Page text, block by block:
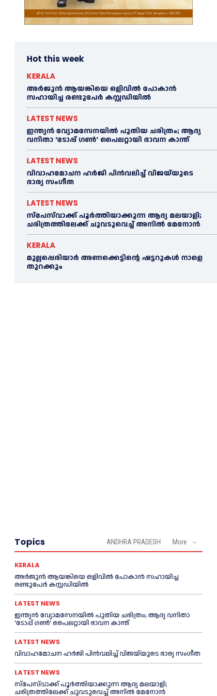
Hot this week
KERALA
അര്‍ജുന്‍ ആയങ്കിയെ ഒളിവില്‍ പോകാന്‍
സഹായിച്ച രണ്ടുപേര്‍ കസ്റ്റഡിയില്‍
LATEST NEWS
ഇന്ത്യൻ വ്യോമസേനയില്‍ പുതിയ ചരിത്രം; ആദ്യ
വനിതാ ‘ടോപ്പ് ഗണ്‍’ പൈലറ്റായി ഭാവന കാന്ത്
LATEST NEWS
വിവാഹമോചന ഹര്‍ജി പിൻവലിച്ച്‌ വിജയ്‌യുടെ
ഭാര്യ സംഗീത
LATEST NEWS
സ്‌പേസ്‌വാക്ക് പൂര്‍ത്തിയാക്കുന്ന ആദ്യ മലയാളി;
ചരിത്രത്തിലേക്ക് ചുവടുവെച്ച്‌ അനില്‍ മേനോൻ
KERALA
മുല്ലപ്പെരിയാര്‍ അണക്കെട്ടിന്റെ ഷട്ടറുകള്‍ നാളെ
തുറക്കും
Topics ANDHRA PRADESH More
KERALA
അര്‍ജുന്‍ ആയങ്കിയെ ഒളിവില്‍ പോകാന്‍ സഹായിച്ച
രണ്ടുപേര്‍ കസ്റ്റഡിയില്‍
LATEST NEWS
ഇന്ത്യൻ വ്യോമസേനയില്‍ പുതിയ ചരിത്രം; ആദ്യ വനിതാ
‘ടോപ്പ് ഗണ്‍’ പൈലറ്റായി ഭാവന കാന്ത്
LATEST NEWS
വിവാഹമോചന ഹര്‍ജി പിൻവലിച്ച്‌ വിജയ്‌യുടെ ഭാര്യ സംഗീത
LATEST NEWS
സ്‌പേസ്‌വാക്ക് പൂര്‍ത്തിയാക്കുന്ന ആദ്യ മലയാളി;
ചരിത്രത്തിലേക്ക് ചുവടുവെച്ച്‌ അനില്‍ മേനോൻ